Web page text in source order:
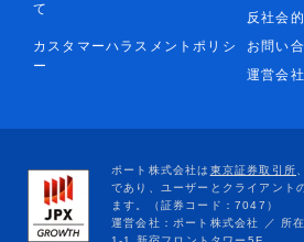
て
反社会
カスタマーハラスメントポリシ
ー
お問い
運営会